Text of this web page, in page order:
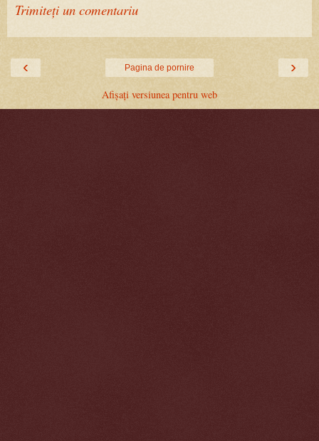
Trimiteți un comentariu
‹ ›
Pagina de pornire
Afișați versiunea pentru web